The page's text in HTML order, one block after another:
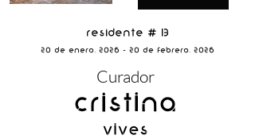
Residente # 13
20 de Enero, 2026 - 20 de Febrero, 2026
Curador
Cristina
Vives